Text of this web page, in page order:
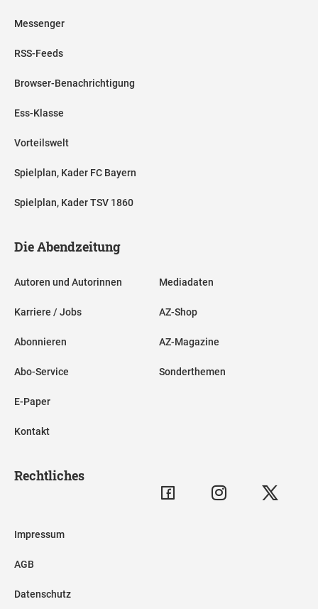
Messenger
RSS-Feeds
Browser-Benachrichtigung
Ess-Klasse
Vorteilswelt
Spielplan, Kader FC Bayern
Spielplan, Kader TSV 1860
Die Abendzeitung
Autoren und Autorinnen
Karriere / Jobs
Abonnieren
Abo-Service
E-Paper
Kontakt
Mediadaten
AZ-Shop
AZ-Magazine
Sonderthemen
Rechtliches
Impressum
AGB
Datenschutz